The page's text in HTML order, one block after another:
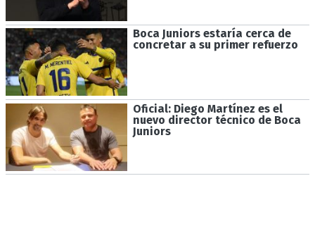
Boca Juniors estaría cerca de
concretar a su primer refuerzo
Oficial: Diego Martínez es el
nuevo director técnico de Boca
Juniors